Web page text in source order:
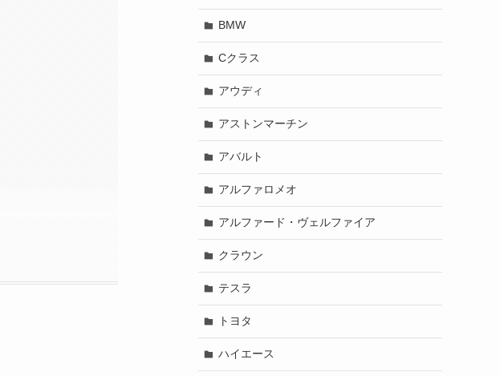
BMW
Cクラス
アウディ
アストンマーチン
アバルト
アルファロメオ
アルファード・ヴェルファイア
クラウン
テスラ
トヨタ
ハイエース